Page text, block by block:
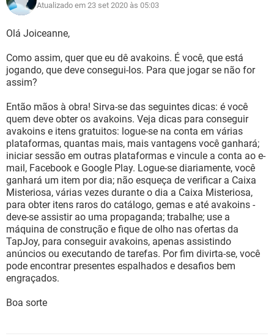
Atualizado em 23 set 2020 às 05:03
Olá Joiceanne,
Como assim, quer que eu dê avakoins. É você, que está
jogando, que deve consegui-los. Para que jogar se não for
assim?
Então mãos à obra! Sirva-se das seguintes dicas: é você
quem deve obter os avakoins. Veja dicas para conseguir
avakoins e itens gratuitos: logue-se na conta em várias
plataformas, quantas mais, mais vantagens você ganhará;
iniciar sessão em outras plataformas e vincule a conta ao e-
mail, Facebook e Google Play. Logue-se diariamente, você
ganhará um item por dia; não esqueça de verificar a Caixa
Misteriosa, várias vezes durante o dia a Caixa Misteriosa,
para obter itens raros do catálogo, gemas e até avakoins -
deve-se assistir ao uma propaganda; trabalhe; use a
máquina de construção e fique de olho nas ofertas da
TapJoy, para conseguir avakoins, apenas assistindo
anúncios ou executando de tarefas. Por fim divirta-se, você
pode encontrar presentes espalhados e desafios bem
engraçados.
Boa sorte